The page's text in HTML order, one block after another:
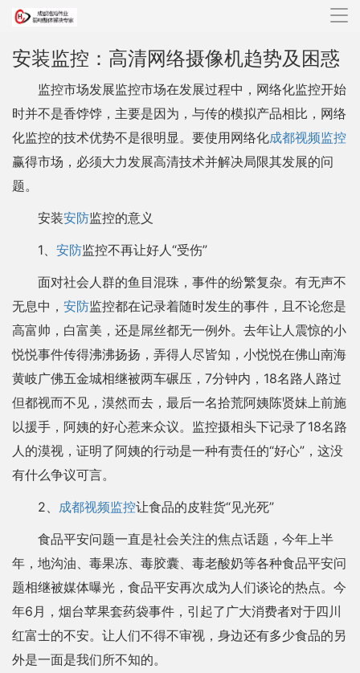
导
安装监控：高清网络摄像机趋势及困惑
监控市场发展监控市场在发展过程中，网络化监控开始
时并不是香饽饽，主要是因为，与传的模拟产品相比，网络
化监控的技术优势不是很明显。要使用网络化成都视频监控
赢得市场，必须大力发展高清技术并解决局限其发展的问
题。
安装安防监控的意义
1、 安防监控不再让好人“受伤”
面对社会人群的鱼目混珠，事件的纷繁复杂。有无声不
无息中， 安防监控都在记录着随时发生的事件，且不论您是
高富帅，白富美，还是屌丝都无一例外。去年让人震惊的小
悦悦事件传得沸沸扬扬，弄得人尽皆知，小悦悦在佛山南海
黄岐广佛五金城相继被两车碾压，7分钟内，18名路人路过
但都视而不见，漠然而去，最后一名拾荒阿姨陈贤妹上前施
以援手，阿姨的好心惹来众议。监控摄相头下记录了18名路
人的漠视，证明了阿姨的行动是一种有责任的“好心”，这没
有什么争议可言。
2、 成都视频监控让食品的皮鞋货“见光死”
食品平安问题一直是社会关注的焦点话题，今年上半
年，地沟油、毒果冻、毒胶囊、毒老酸奶等各种食品平安问
题相继被媒体曝光，食品平安再次成为人们谈论的热点。今
年6月，烟台苹果套药袋事件，引起了广大消费者对于四川
红富士的不安。让人们不得不审视，身边还有多少食品的另
外是一面是我们所不知的。